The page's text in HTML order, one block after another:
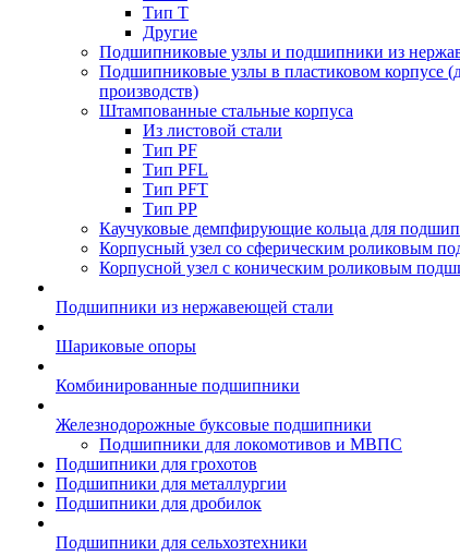
Тип T
Другие
Подшипниковые узлы и подшипники из
Подшипниковые узлы в пластиковом корпусе
производств)
Штампованные стальные корпуса
Из листовой стали
Тип PF
Тип PFL
Тип PFT
Тип PP
Каучуковые демпфирующие кольца для
Корпусный узел со сферическим роликовым
Корпусной узел с коническим роликовым
Подшипники из нержавеющей стали
Шариковые опоры
Комбинированные подшипники
Железнодорожные буксовые подшипники
Подшипники для локомотивов и МВПС
Подшипники для грохотов
Подшипники для металлургии
Подшипники для дробилок
Подшипники для сельхозтехники